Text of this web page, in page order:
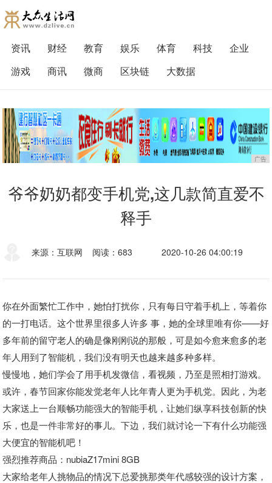
资讯 财经 教育 娱乐 体育 科技
企业
游戏
商讯 微商 区块链 大数据
广告
爷爷奶奶都变手机党,这几款简直爱不
释手
来源：互联网 阅读：683 2020-10-26 04:00:19
你在外面繁忙工作中，她怕打扰你，只有每日守着手机上，等着你
的一打电话。这个世界里很多人许多 事，她的全球里唯有你——好
多年前的留守老人的确是像刚刚说的那般，可是如今愈来愈多的老
年人用到了智能机，我们没有明天也越来越多种多样。
慢慢地，她们学会了用手机发微信，看视频，乃至是照相打游戏。
或许，春节回家你能发觉老年人比年青人更为手机党。因此，为老
大家送上一台顺畅功能强大的智能手机，让她们纵享科技创新的快
乐，也是一件非常好的事儿。下边，我们就讨论一下有什么功能强
大便宜的智能机吧！
强烈推荐商品：nubiaZ17mini 8GB
大家给老年人挑物品的情况下总爱挑那类年代感较强的设计方案，